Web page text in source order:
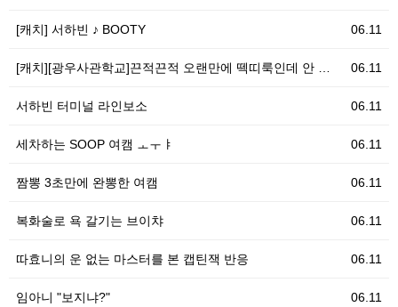
06.11
[캐치] 서하빈 ♪ BOOTY
06.11
[캐치][광우사관학교]끈적끈적 오랜만에 떽띠룩인데 안 …
06.11
서하빈 터미널 라인보소
06.11
세차하는 SOOP 여캠 ㅗㅜㅑ
06.11
짬뽕 3초만에 완뽕한 여캠
06.11
복화술로 욕 갈기는 브이챠
06.11
따효니의 운 없는 마스터를 본 캡틴잭 반응
06.11
임아니 "보지냐?"